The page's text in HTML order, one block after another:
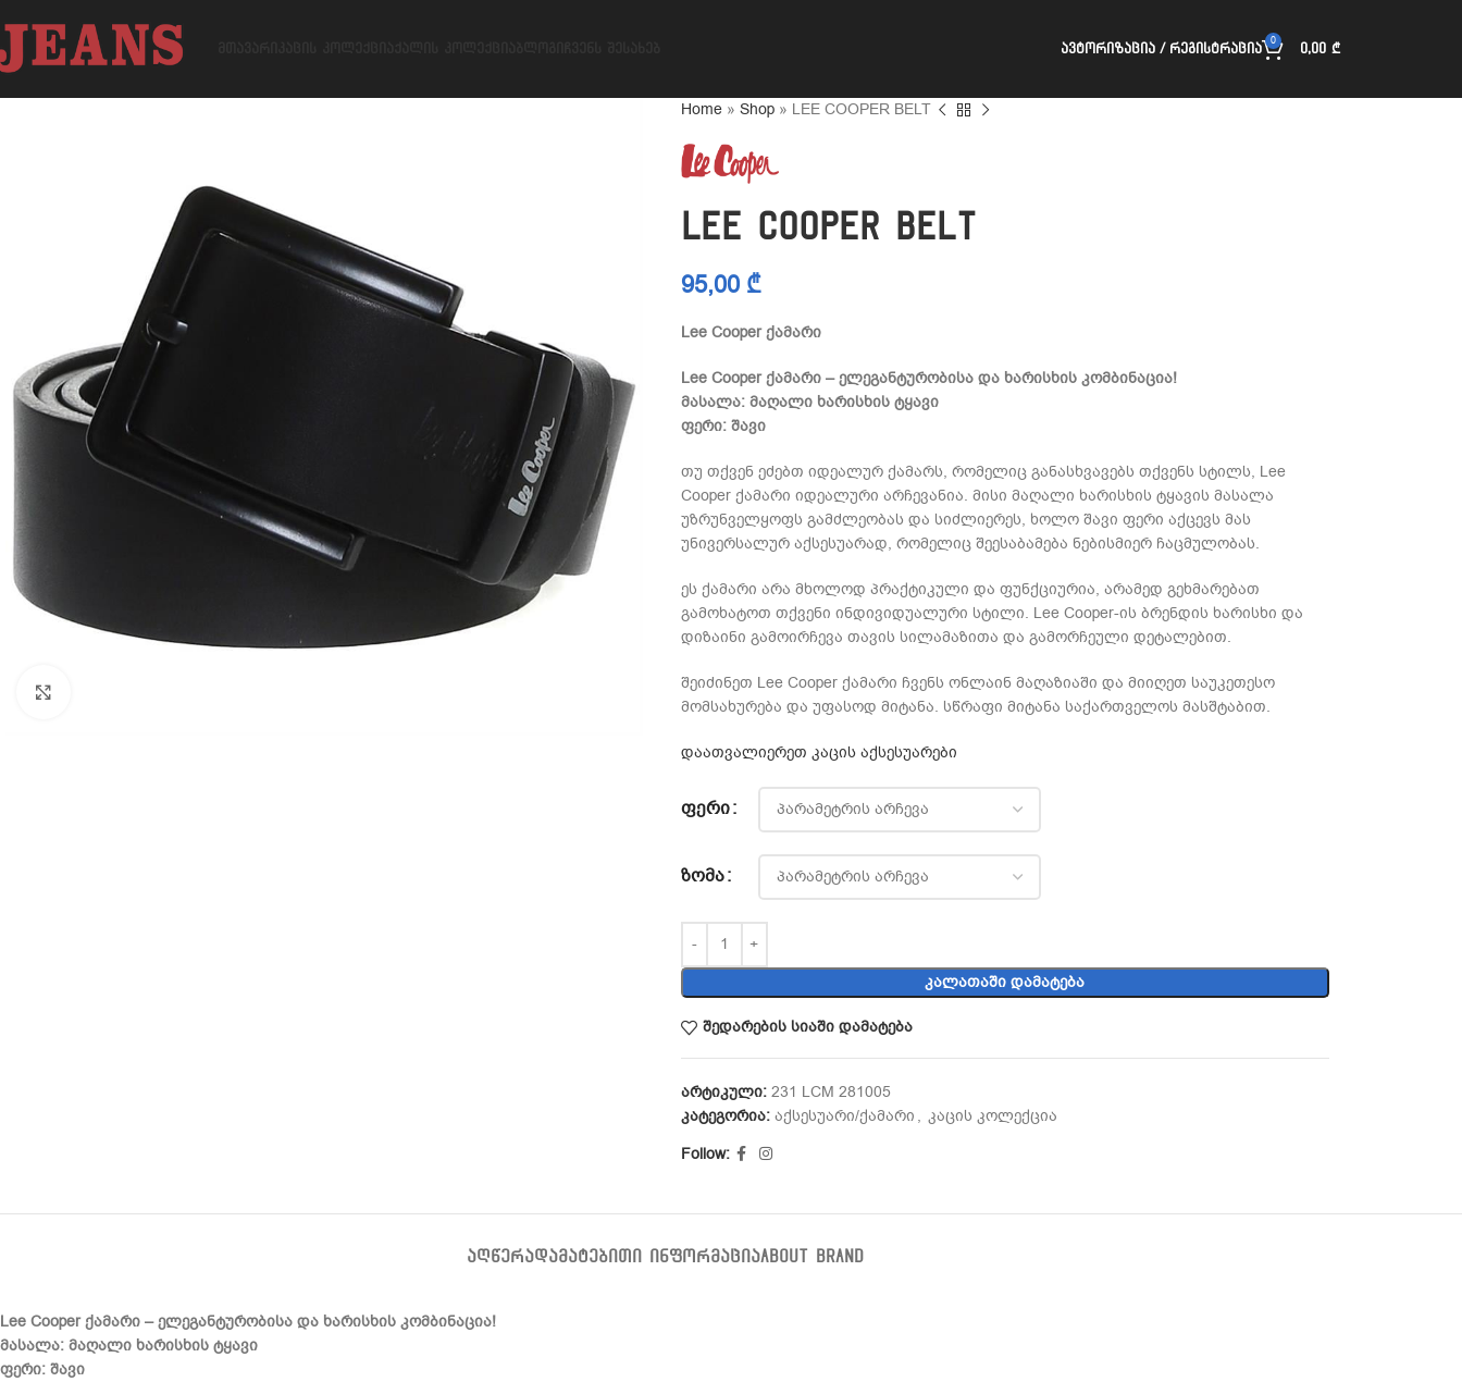
ᲐᲕᲢᲝᲠᲘᲖᲐᲪᲘᲐ / ᲠᲔᲒᲘᲡᲢᲠᲐᲪᲘᲐ
0
0,00 ₾
Home» Shop» LEE COOPER BELT
LEE COOPER BELT
95,00 ₾
Lee Cooper ქამარი
Lee Cooper ქამარი – ელეგანტურობისა და ხარისხის კომბინაცია!
მასალა: მაღალი ხარისხის ტყავი
ფერი: შავი
თუ თქვენ ეძებთ იდეალურ ქამარს, რომელიც განასხვავებს თქვენს სტილს, Lee
Cooper ქამარი იდეალური არჩევანია. მისი მაღალი ხარისხის ტყავის მასალა
უზრუნველყოფს გამძლეობას და სიძლიერეს, ხოლო შავი ფერი აქცევს მას
უნივერსალურ აქსესუარად, რომელიც შეესაბამება ნებისმიერ ჩაცმულობას.
ეს ქამარი არა მხოლოდ პრაქტიკული და ფუნქციურია, არამედ გეხმარებათ
გამოხატოთ თქვენი ინდივიდუალური სტილი. Lee Cooper-ის ბრენდის ხარისხი და
დიზაინი გამოირჩევა თავის სილამაზითა და გამორჩეული დეტალებით.
შეიძინეთ Lee Cooper ქამარი ჩვენს ონლაინ მაღაზიაში და მიიღეთ საუკეთესო
მომსახურება და უფასოდ მიტანა. სწრაფი მიტანა საქართველოს მასშტაბით.
დაათვალიერეთ კაცის აქსესუარები
ᲤᲔᲠᲘ
ᲖᲝᲛᲐ
ᲙᲐᲚᲐᲗᲐᲨᲘ ᲓᲐᲛᲐᲢᲔᲑᲐ
შედარების სიაში დამატება
არტიკული: 231 LCM 281005
კატეგორია: აქსესუარი/ქამარი , კაცის კოლექცია
Follow:
ᲐᲦᲬᲔᲠᲐᲓᲐᲛᲐᲢᲔᲑᲘᲗᲘ ᲘᲜᲤᲝᲠᲛᲐᲪᲘᲐABOUT BRAND
Lee Cooper ქამარი – ელეგანტურობისა და ხარისხის კომბინაცია!
მასალა: მაღალი ხარისხის ტყავი
ფერი: შავი